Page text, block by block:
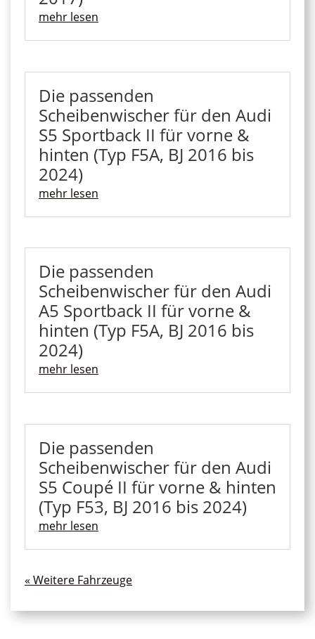
mehr lesen
Die passenden
Scheibenwischer für den Audi
S5 Sportback II für vorne &
hinten (Typ F5A, BJ 2016 bis
2024)
mehr lesen
Die passenden
Scheibenwischer für den Audi
A5 Sportback II für vorne &
hinten (Typ F5A, BJ 2016 bis
2024)
mehr lesen
Die passenden
Scheibenwischer für den Audi
S5 Coupé II für vorne & hinten
(Typ F53, BJ 2016 bis 2024)
mehr lesen